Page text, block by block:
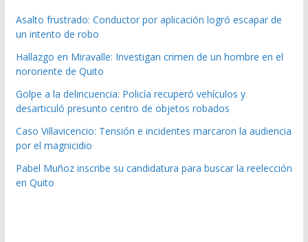
Asalto frustrado: Conductor por aplicación logró escapar de
un intento de robo
Hallazgo en Miravalle: Investigan crimen de un hombre en el
nororiente de Quito
Golpe a la delincuencia: Policía recuperó vehículos y
desarticuló presunto centro de objetos robados
Caso Villavicencio: Tensión e incidentes marcaron la audiencia
por el magnicidio
Pabel Muñoz inscribe su candidatura para buscar la reelección
en Quito